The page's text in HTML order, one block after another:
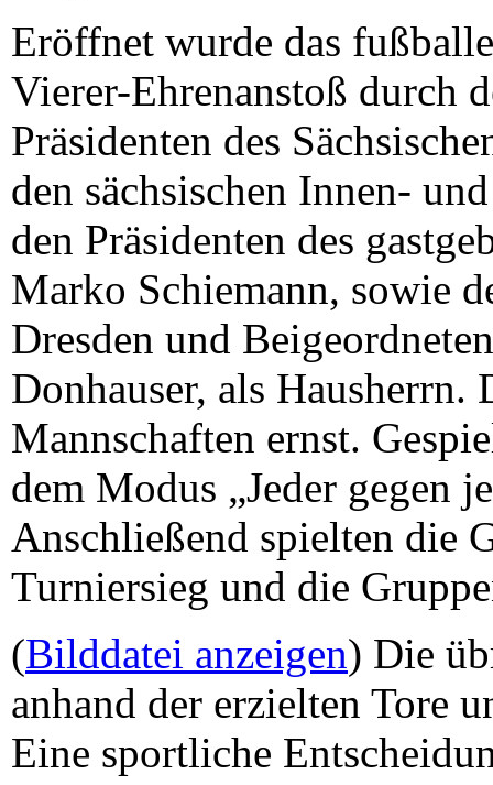
Eröffnet wurde das
Vierer-Ehrenanstoß durch
Präsidenten des
den sächsischen Innen-
den Präsidenten des
Marko Schiemann, sowie
Dresden und
Donhauser, als Hausherrn.
Mannschaften ernst.
dem Modus „Jeder gegen
Anschließend spielten die
Turniersieg und die
(Bilddatei anzeigen) Die
anhand der erzielten Tore
Eine sportliche